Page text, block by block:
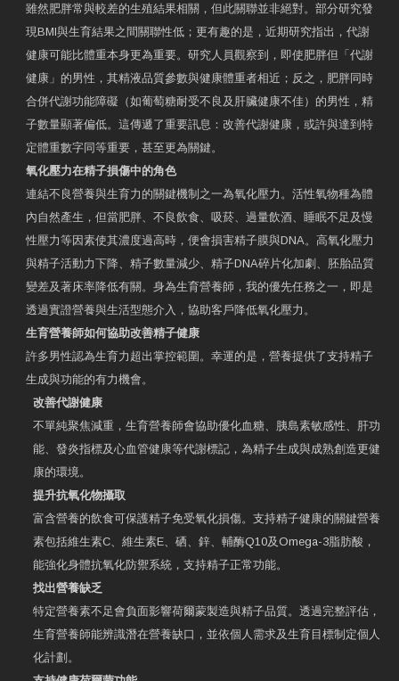
雖然肥胖常與較差的生殖結果相關，但此關聯並非絕對。部分研究發
現BMI與生育結果之間關聯性低；更有趣的是，近期研究指出，代謝
健康可能比體重本身更為重要。研究人員觀察到，即使肥胖但「代謝
健康」的男性，其精液品質參數與健康體重者相近；反之，肥胖同時
合併代謝功能障礙（如葡萄糖耐受不良及肝臟健康不佳）的男性，精
子數量顯著偏低。這傳遞了重要訊息：改善代謝健康，或許與達到特
定體重數字同等重要，甚至更為關鍵。
氧化壓力在精子損傷中的角色
連結不良營養與生育力的關鍵機制之一為氧化壓力。活性氧物種為體
內自然產生，但當肥胖、不良飲食、吸菸、過量飲酒、睡眠不足及慢
性壓力等因素使其濃度過高時，便會損害精子膜與DNA。高氧化壓力
與精子活動力下降、精子數量減少、精子DNA碎片化加劇、胚胎品質
變差及著床率降低有關。身為生育營養師，我的優先任務之一，即是
透過實證營養與生活型態介入，協助客戶降低氧化壓力。
生育營養師如何協助改善精子健康
許多男性認為生育力超出掌控範圍。幸運的是，營養提供了支持精子
生成與功能的有力機會。
改善代謝健康
不單純聚焦減重，生育營養師會協助優化血糖、胰島素敏感性、肝功
能、發炎指標及心血管健康等代謝標記，為精子生成與成熟創造更健
康的環境。
提升抗氧化物攝取
富含營養的飲食可保護精子免受氧化損傷。支持精子健康的關鍵營養
素包括維生素C、維生素E、硒、鋅、輔酶Q10及Omega-3脂肪酸，
能強化身體抗氧化防禦系統，支持精子正常功能。
找出營養缺乏
特定營養素不足會負面影響荷爾蒙製造與精子品質。透過完整評估，
生育營養師能辨識潛在營養缺口，並依個人需求及生育目標制定個人
化計劃。